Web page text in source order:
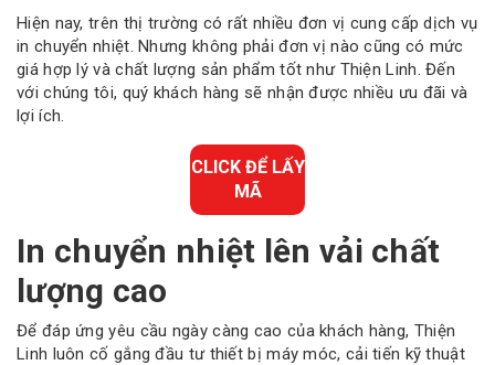
Hiện nay, trên thị trường có rất nhiều đơn vị cung cấp dịch vụ
in chuyển nhiệt. Nhưng không phải đơn vị nào cũng có mức
giá hợp lý và chất lượng sản phẩm tốt như Thiện Linh. Đến
với chúng tôi, quý khách hàng sẽ nhận được nhiều ưu đãi và
lợi ích.
CLICK ĐỂ LẤY
MÃ
In chuyển nhiệt lên vải chất
lượng cao
Để đáp ứng yêu cầu ngày càng cao của khách hàng, Thiện
Linh luôn cố gắng đầu tư thiết bị máy móc, cải tiến kỹ thuật